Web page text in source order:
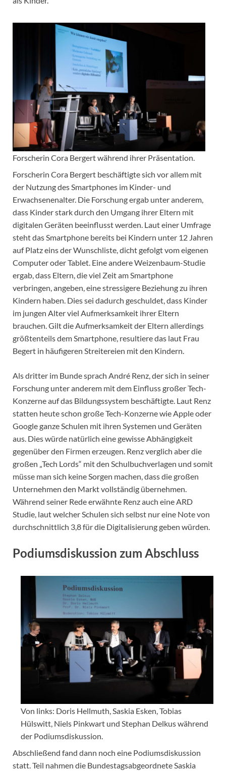
Forscherin Cora Bergert während ihrer Präsentation.
Forscherin Cora Bergert beschäftigte sich vor allem mit
der Nutzung des Smartphones im Kinder- und
Erwachsenenalter. Die Forschung ergab unter anderem,
dass Kinder stark durch den Umgang ihrer Eltern mit
digitalen Geräten beeinflusst werden. Laut einer Umfrage
steht das Smartphone bereits bei Kindern unter 12 Jahren
auf Platz eins der Wunschliste, dicht gefolgt vom eigenen
Computer oder Tablet. Eine andere Weizenbaum-Studie
ergab, dass Eltern, die viel Zeit am Smartphone
verbringen, angeben, eine stressigere Beziehung zu ihren
Kindern haben. Dies sei dadurch geschuldet, dass Kinder
im jungen Alter viel Aufmerksamkeit ihrer Eltern
brauchen. Gilt die Aufmerksamkeit der Eltern allerdings
größtenteils dem Smartphone, resultiere das laut Frau
Begert in häufigeren Streitereien mit den Kindern.
Als dritter im Bunde sprach André Renz, der sich in seiner
Forschung unter anderem mit dem Einfluss großer Tech-
Konzerne auf das Bildungssystem beschäftigte. Laut Renz
statten heute schon große Tech-Konzerne wie Apple oder
Google ganze Schulen mit ihren Systemen und Geräten
aus. Dies würde natürlich eine gewisse Abhängigkeit
gegenüber den Firmen erzeugen. Renz verglich aber die
großen „Tech Lords“ mit den Schulbuchverlagen und somit
müsse man sich keine Sorgen machen, dass die großen
Unternehmen den Markt vollständig übernehmen.
Während seiner Rede erwähnte Renz auch eine ARD
Studie, laut welcher Schulen sich selbst nur eine Note von
durchschnittlich 3,8 für die Digitalisierung geben würden.
Podiumsdiskussion zum Abschluss
Von links: Doris Hellmuth, Saskia Esken, Tobias
Hülswitt, Niels Pinkwart und Stephan Delkus während
der Podiumsdiskussion.
Abschließend fand dann noch eine Podiumsdiskussion
statt. Teil nahmen die Bundestagsabgeordnete Saskia